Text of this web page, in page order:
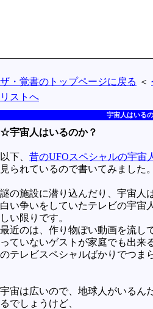
投資とか
時事ネタ
自然
地理とか
宇宙とか地球
ハイテク・デジタルとか
趣味
未確認
テレビドラマとか
プログラミング(C言語)
ザ・覚書のトップページに戻る ＜
リストへ
宇宙人はいる
☆宇宙人はいるのか？
以下、 昔のUFOスペシャルの宇宙
見られているので書いてみました。
謎の施設に潜り込んだり、宇宙人
白い争いをしていたテレビの宇宙
しい限りです。
最近のは、作り物ぽい動画を流し
っていないゲストが家庭でも出来
のテレビスペシャルばかりでつま
宇宙は広いので、地球人がいるん
るでしょうけど、